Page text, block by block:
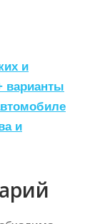
и
варианты
и